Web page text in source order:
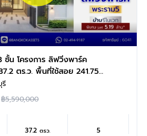
ชั้น โครงการ ลิฟวิ่งพาร์ค
ตร.ว. พื้นที่ใช้สอย 241.75
องนอน 4 ห้องน้ำ 2 ที่จอดรถ
ารบนทำเลแห่งการเดินทาง
ทร์ ถนนบางศรีเมือง ใกล้เซ็น
โรงเรียนนานาชาติร่วมฤดี
รี
฿5,590,000
37.2 ตรว. 5